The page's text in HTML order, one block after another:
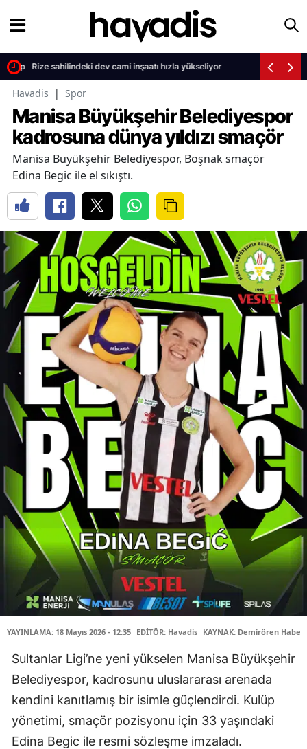
tepki çektiRize sahilindeki dev cami inşaatı hızla yükseliyor
Havadis | Spor
Manisa Büyükşehir Belediyespor
kadrosuna dünya yıldızı smaçör
Manisa Büyükşehir Belediyespor, Boşnak smaçör
Edina Begic ile el sıkıştı.
YAYINLAMA: 18 Mayıs 2026 - 12:35 EDİTÖR: Havadis KAYNAK: Demirören Haber
Sultanlar Ligi’ne yeni yükselen Manisa Büyükşehir
Belediyespor, kadrosunu uluslararası arenada
kendini kanıtlamış bir isimle güçlendirdi. Kulüp
yönetimi, smaçör pozisyonu için 33 yaşındaki
Edina Begic ile resmi sözleşme imzaladı.